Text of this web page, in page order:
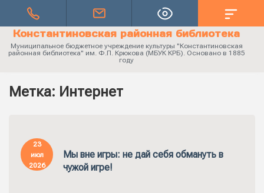
Константиновская районная библиотека
Муниципальное бюджетное учреждение культуры "Константиновская
районная библиотека" им. Ф.П. Крюкова (МБУК КРБ). Основано в 1885
году
Метка: Интернет
23
июл
2026
Мы вне игры: не дай себя обмануть в
чужой игре!